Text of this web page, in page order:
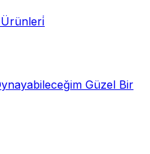
Güzel Bir